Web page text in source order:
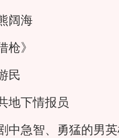
阔海
》
民
下情报员
急智、勇猛的男英